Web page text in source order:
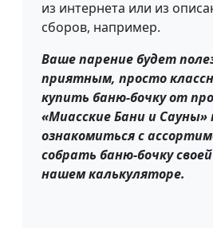
из интернета или из
сборов, например.
Ваше парение будет
приятным, просто
купить баню-бочку от
«Миасские Бани и
ознакомиться с
собрать баню-бочку
нашем калькуляторе.